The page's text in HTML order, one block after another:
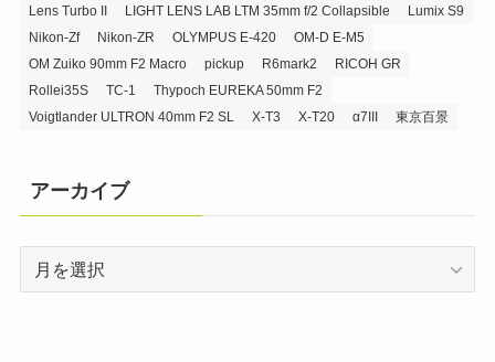
Lens Turbo II
LIGHT LENS LAB LTM 35mm f/2 Collapsible
Lumix S9
Nikon-Zf
Nikon-ZR OLYMPUS E-420
OM-D E-M5
OM Zuiko 90mm F2 Macro
pickup R6mark2
RICOH GR
Rollei35S
TC-1
Thypoch EUREKA 50mm F2
Voigtlander ULTRON 40mm F2 SL
X-T3 X-T20 α7III 東京百景
アーカイブ